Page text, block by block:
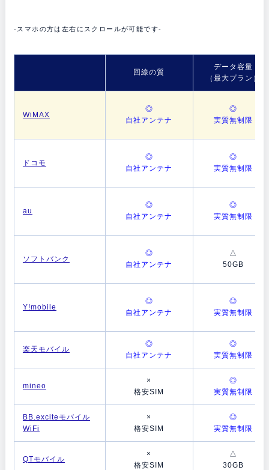
-スマホの方は左右にスクロールが可能です-
回線の質
データ容量
（最大プラン）
WiMAX
◎
自社アンテナ
◎
実質無制限
ドコモ
◎
自社アンテナ
◎
実質無制限
au
◎
自社アンテナ
◎
実質無制限
ソフトバンク
◎
自社アンテナ
△
50GB
Y!mobile
◎
自社アンテナ
◎
実質無制限
楽天モバイル
◎
自社アンテナ
◎
実質無制限
mineo
×
格安SIM
◎
実質無制限
BB.exciteモバイル
WiFi
×
格安SIM
◎
実質無制限
QTモバイル
×
格安SIM
△
30GB